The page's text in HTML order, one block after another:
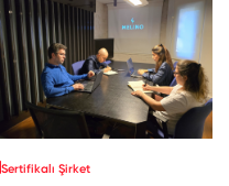
Sertifikalı Şirket